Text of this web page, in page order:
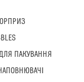
ПАКУВАННЯ